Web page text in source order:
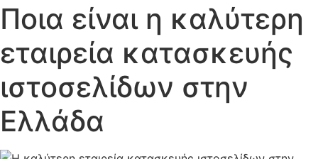
Ποια είναι η καλύτερη
εταιρεία κατασκευής
ιστοσελίδων στην
Ελλάδα